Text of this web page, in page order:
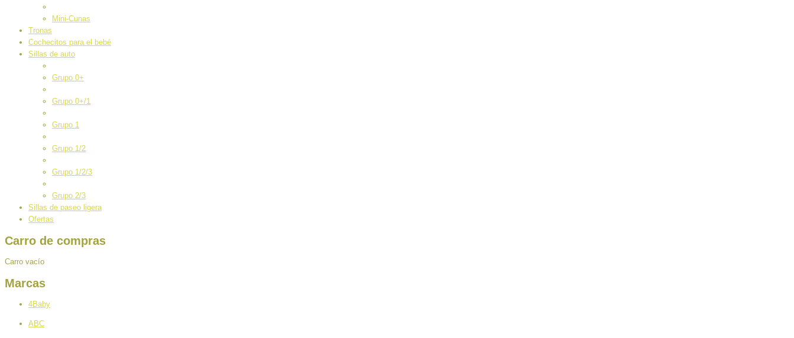
Mini-Cunas
Tronas
Cochecitos para el bebé
Sillas de auto
Grupo 0+
Grupo 0+/1
Grupo 1
Grupo 1/2
Grupo 1/2/3
Grupo 2/3
Sillas de paseo ligera
Ofertas
Carro de compras
Carro vacío
Marcas
4Baby
ABC